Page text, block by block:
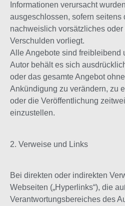
Informationen verursacht
ausgeschlossen, sofern seitens
nachweislich vorsätzliches
Verschulden vorliegt.
Alle Angebote sind freibleibend
Autor behält es sich
oder das gesamte Angebot
Ankündigung zu verändern, zu
oder die Veröffentlichung
einzustellen.
2. Verweise und Links
Bei direkten oder indirekten
Webseiten („Hyperlinks“), die
Verantwortungsbereiches des